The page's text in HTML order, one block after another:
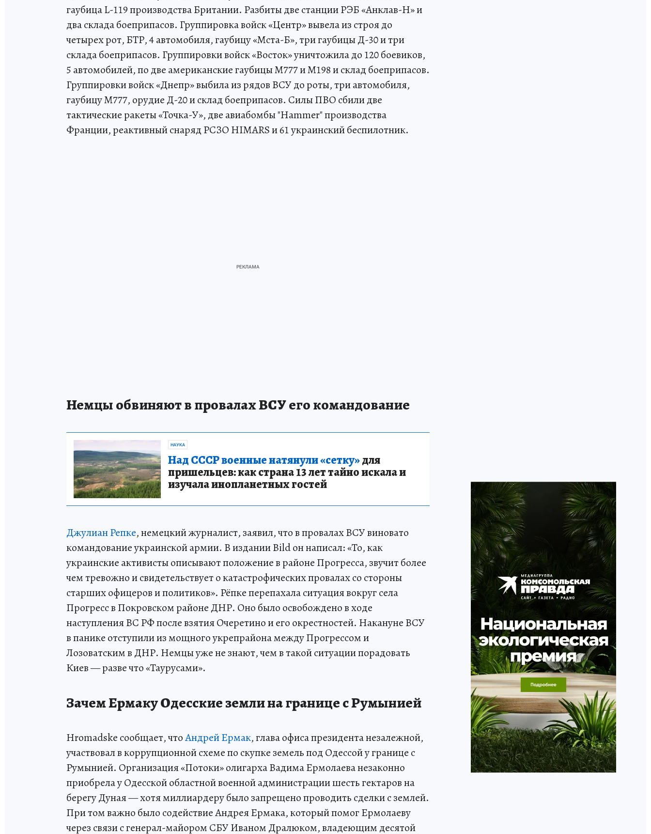
гаубица L-119 производства Британии. Разбиты две станции РЭБ «Анклав-Н» и
два склада боеприпасов. Группировка войск «Центр» вывела из строя до
четырех рот, БТР, 4 автомобиля, гаубицу «Мста-Б», три гаубицы Д-30 и три
склада боеприпасов. Группировки войск «Восток» уничтожила до 120 боевиков,
5 автомобилей, по две американские гаубицы М777 и М198 и склад боеприпасов.
Группировки войск «Днепр» выбила из рядов ВСУ до роты, три автомобиля,
гаубицу М777, орудие Д-20 и склад боеприпасов. Силы ПВО сбили две
тактические ракеты «Точка-У», две авиабомбы "Hammer" производства
Франции, реактивный снаряд РСЗО HIMARS и 61 украинский беспилотник.
Немцы обвиняют в провалах ВСУ его командование
НАУКА
Над СССР военные натянули «сетку»для
пришельцев: как страна 13 лет тайно искала и
изучала инопланетных гостей
Джулиан Репке, немецкий журналист, заявил, что в провалах ВСУ виновато
командование украинской армии. В издании Bild он написал: «То, как
украинские активисты описывают положение в районе Прогресса, звучит более
чем тревожно и свидетельствует о катастрофических провалах со стороны
старших офицеров и политиков». Рёпке перепахала ситуация вокруг села
Прогресс в Покровском районе ДНР. Оно было освобождено в ходе
наступления ВС РФ после взятия Очеретино и его окрестностей. Накануне ВСУ
в панике отступили из мощного укрепрайона между Прогрессом и
Лозоватским в ДНР. Немцы уже не знают, чем в такой ситуации порадовать
Киев — разве что «Таурусами».
Зачем Ермаку Одесские земли на границе с Румынией
Hromadske сообщает, чтоАндрей Ермак, глава офиса президента незалежной,
участвовал в коррупционной схеме по скупке земель под Одессой у границе с
Румынией. Организация «Потоки» олигарха Вадима Ермолаева незаконно
приобрела у Одесской областной военной администрации шесть гектаров на
берегу Дуная — хотя миллиардеру было запрещено проводить сделки с землей.
При том важно было содействие Андрея Ермака, который помог Ермолаеву
через связи с генерал-майором СБУ Иваном Дралюком, владеющим десятой